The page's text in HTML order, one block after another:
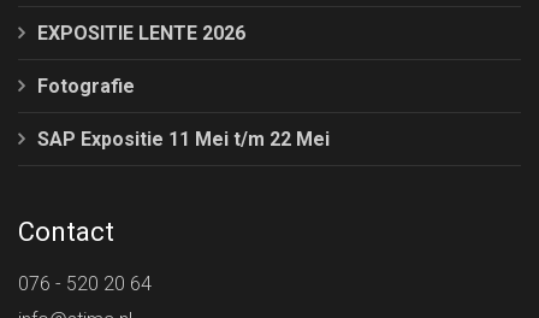
EXPOSITIE LENTE 2026
Fotografie
SAP Expositie 11 Mei t/m 22 Mei
Contact
076 - 520 20 64